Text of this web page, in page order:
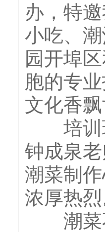
办，特
小吃、
园开埠
胞的专
文化香飘
培训现
钟成泉
潮菜制
浓厚热烈
潮菜不